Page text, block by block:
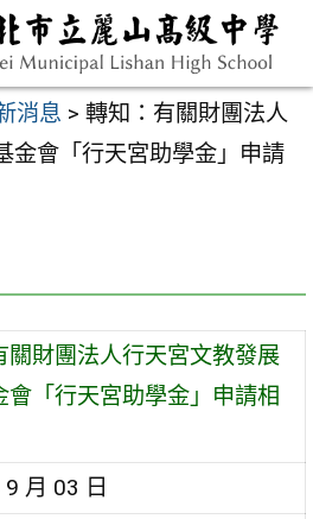
消息 > 轉知：有關財團法人
金會「行天宮助學金」申請
關財團法人行天宮文教發展
會「行天宮助學金」申請相
月 03 日